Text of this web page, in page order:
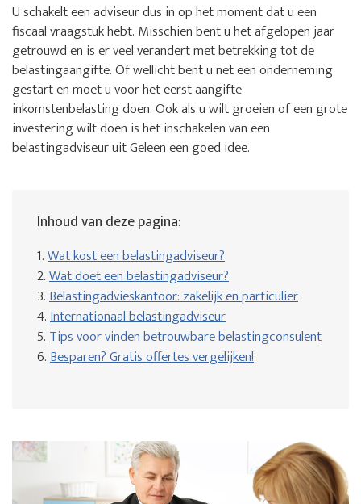
U schakelt een adviseur dus in op het moment dat u een
fiscaal vraagstuk hebt. Misschien bent u het afgelopen jaar
getrouwd en is er veel verandert met betrekking tot de
belastingaangifte. Of wellicht bent u net een onderneming
gestart en moet u voor het eerst aangifte
inkomstenbelasting doen. Ook als u wilt groeien of een grote
investering wilt doen is het inschakelen van een
belastingadviseur uit Geleen een goed idee.
Inhoud van deze pagina:
1.Wat kost een belastingadviseur?
2.Wat doet een belastingadviseur?
3.Belastingadvieskantoor: zakelijk en particulier
4.Internationaal belastingadviseur
5.Tips voor vinden betrouwbare belastingconsulent
6.Besparen? Gratis offertes vergelijken!